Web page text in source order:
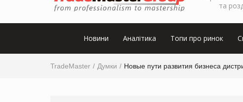
та
Новини Аналітика Топи про ринок
TradeMaster Думки Новые пути развития бизнеса